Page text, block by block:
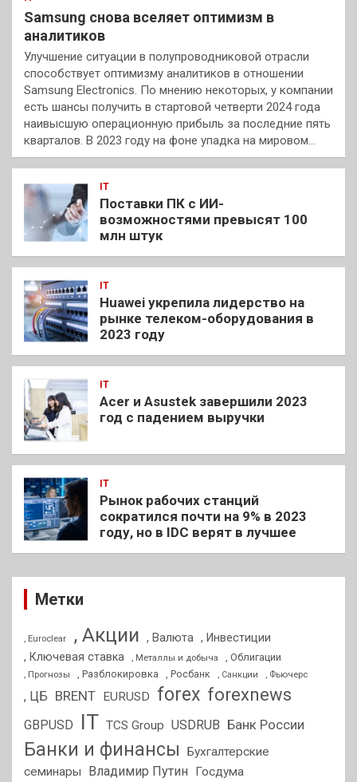
Samsung снова вселяет оптимизм в
аналитиков
Улучшение ситуации в полупроводниковой отрасли
способствует оптимизму аналитиков в отношении
Samsung Electronics. По мнению некоторых, у компании
есть шансы получить в стартовой четверти 2024 года
наивысшую операционную прибыль за последние пять
кварталов. В 2023 году на фоне упадка на мировом…
IT
Поставки ПК с ИИ-
возможностями превысят 100
млн штук
IT
Huawei укрепила лидерство на
рынке телеком-оборудования в
2023 году
IT
Acer и Asustek завершили 2023
год с падением выручки
IT
Рынок рабочих станций
сократился почти на 9% в 2023
году, но в IDC верят в лучшее
Метки
, Euroclear , Акции , Валюта , Инвестиции
, Ключевая ставка
, Металлы и добыча , Облигации
, Прогнозы , Разблокировка , Росбанк , Санкции , Фьючерс
, ЦБ BRENT EURUSD forex forexnews
GBPUSD IT TCS Group USDRUB Банк России
Банки и финансы
Бухгалтерские
семинары
Владимир Путин Госдума